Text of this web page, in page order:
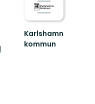
Karlshamn
kommun